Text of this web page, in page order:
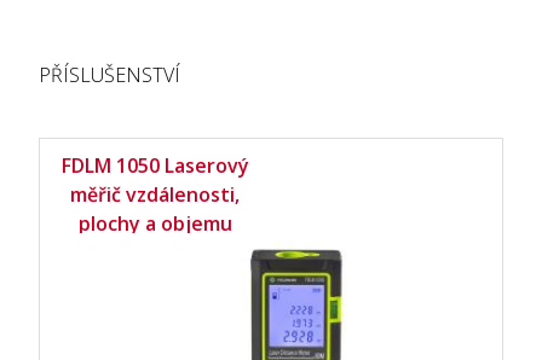
PŘÍSLUŠENSTVÍ
FDLM 1050 Laserový
měřič vzdálenosti,
plochy a objemu